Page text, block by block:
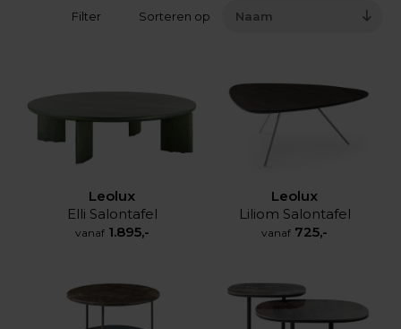
Filter Sorteren op Naam
Leolux
Elli Salontafel
vanaf 1.895,-
Leolux
Liliom Salontafel
vanaf 725,-